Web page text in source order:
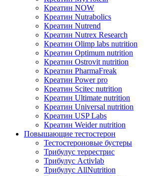
Креатин NOW
Креатин Nutrabolics
Креатин Nutrend
Креатин Nutrex Research
Креатин Olimp labs nutrition
Креатин Optimum nutrition
Креатин Ostrovit nutrition
Креатин PharmaFreak
Креатин Power pro
Креатин Scitec nutrition
Креатин Ultimate nutrition
Креатин Universal nutrition
Креатин USP Labs
Креатин Weider nutrition
Повышающие тестостерон
Тестостероновые бустеры
Трибулус террестрис
Трибулус Activlab
Трибулус AllNutrition